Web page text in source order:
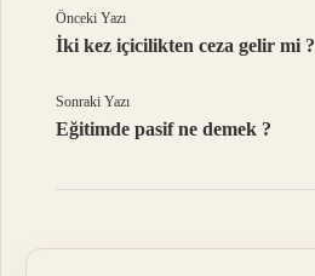
Önceki Yazı
İki kez içicilikten ceza gelir mi ?
Sonraki Yazı
Eğitimde pasif ne demek ?